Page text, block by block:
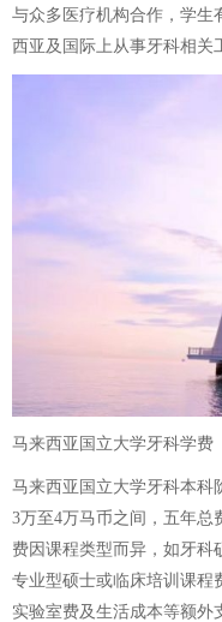
与众多医疗机构合作，学生
西亚及国际上从事牙科相关
马来西亚国立大学牙科学费
马来西亚国立大学牙科本科
3万至4万马币之间，五年总
费因课程类型而异，如牙科
专业型硕士或临床培训课程
实验室费及生活成本等额外